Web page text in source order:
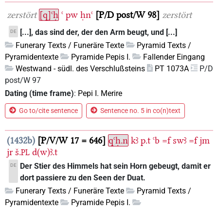
zerstört [q]ꜥḥ ꜥ pw ḥnꜥ P/D post/W 98 zerstört
DE
[...], das sind der, der den Arm beugt, und [...]
Funerary Texts / Funeräre Texte
Pyramid Texts /
Pyramidentexte
Pyramide Pepis I.
Fallender Eingang
Westwand - südl. des Verschlußsteins
PT 1073A
P/D
post/W 97
Dating (time frame): Pepi I. Merire
Go to/cite sentence Sentence no. 5 in co(n)text
1432b P/V/W 17 = 646 qꜥḥ.n kꜣ p.t ꜥb =f swꜣ =f jm
jr š.PL d(w)ꜣ.t
DE
Der Stier des Himmels hat sein Horn gebeugt, damit er
dort passiere zu den Seen der Duat.
Funerary Texts / Funeräre Texte
Pyramid Texts /
Pyramidentexte
Pyramide Pepis I.